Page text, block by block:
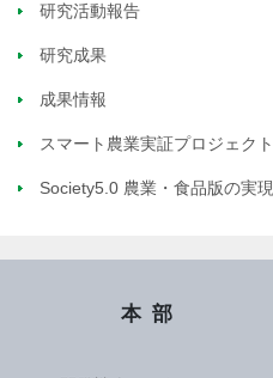
研究活動報告
研究成果
成果情報
スマート農業実証プロジェクト
Society5.0 農業・食品版の実
本部